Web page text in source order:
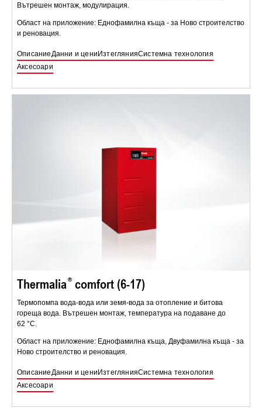
Вътрешен монтаж, модулирация.
Област на приложение: Еднофамилна къща - за Ново строителство
и реновация.
ОписаниеДанни и цениИзтеглянияСистемна технология
Аксесоари
Thermalia comfort (6-17)
Термопомпа вода-вода или земя-вода за отопление и битова
гореща вода. Вътрешен монтаж, температура на подаване до
62 °C.
Област на приложение: Еднофамилна къща, Двуфамилна къща - за
Ново строителство и реновация.
ОписаниеДанни и цени ИзтеглянияСистемна технология
Аксесоари